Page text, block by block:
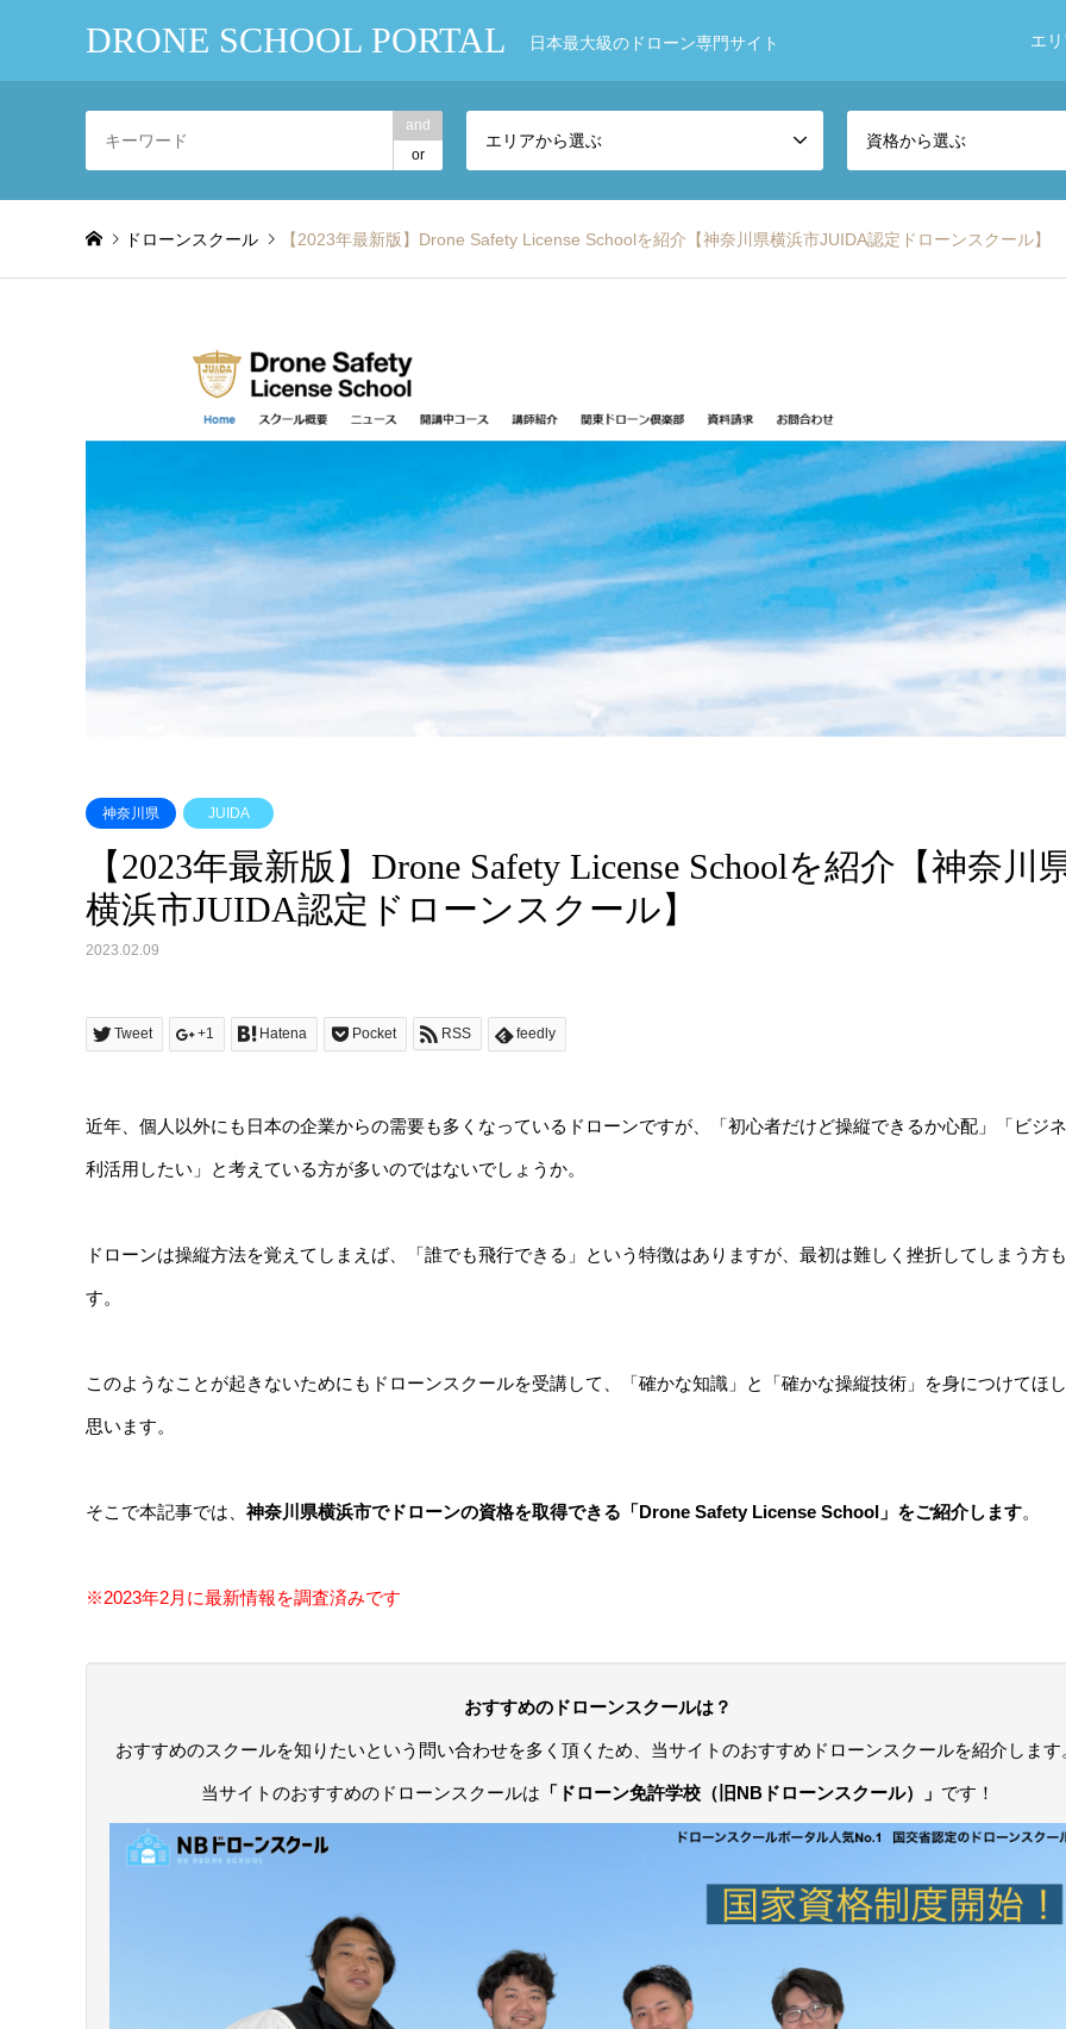
DRONE SCHOOL PORTAL 日本最大級のドローン専門サイト エ
and
or
エリアから選ぶ 資格から選ぶ
ドローンスクール 【2023年最新版】Drone Safety License Schoolを紹介【神奈川県横浜市JUIDA認定ドローンスクール】
神奈川県 JUIDA
【2023年最新版】Drone Safety License Schoolを紹介【神奈川
横浜市JUIDA認定ドローンスクール】
2023.02.09
Tweet +1 Hatena Pocket RSS feedly
近年、個人以外にも日本の企業からの需要も多くなっているドローンですが、「初心者だけど操縦できるか心配」「ビジ
利活用したい」と考えている方が多いのではないでしょうか。
ドローンは操縦方法を覚えてしまえば、「誰でも飛行できる」という特徴はありますが、最初は難しく挫折してしまう方
す。
このようなことが起きないためにもドローンスクールを受講して、「確かな知識」と「確かな操縦技術」を身につけてほ
思います。
そこで本記事では、 神奈川県横浜市でドローンの資格を取得できる「Drone Safety License School」をご紹介します。
※2023年2月に最新情報を調査済みです
おすすめのドローンスクールは？
おすすめのスクールを知りたいという問い合わせを多く頂くため、当サイトのおすすめドローンスクールを紹介します
当サイトのおすすめのドローンスクールは 「ドローン免許学校（旧NBドローンスクール）」 です！